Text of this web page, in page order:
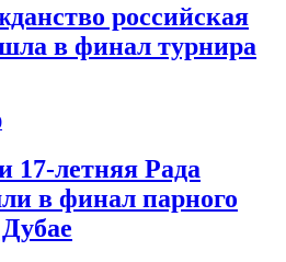
российская
в финал турнира
17-летняя Рада
в финал парного